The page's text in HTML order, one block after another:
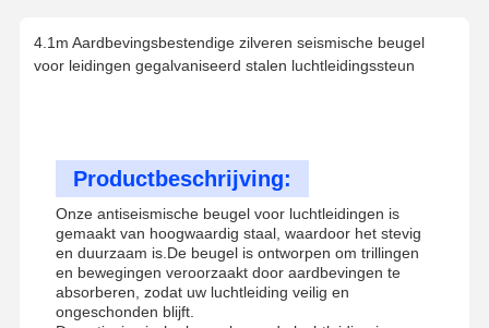
4.1m Aardbevingsbestendige zilveren seismische beugel
voor leidingen gegalvaniseerd stalen luchtleidingssteun
Productbeschrijving:
Onze antiseismische beugel voor luchtleidingen is
gemaakt van hoogwaardig staal, waardoor het stevig
en duurzaam is.De beugel is ontworpen om trillingen
en bewegingen veroorzaakt door aardbevingen te
absorberen, zodat uw luchtleiding veilig en
ongeschonden blijft.